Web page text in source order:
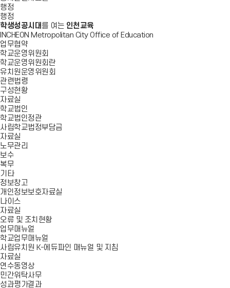
행정
행정
학생성공시대 를 여는 인천교육
INCHEON Metropolitan City Office of Education
업무협약
학교운영위원회
학교운영위원회란
유치원운영위원회
관련법령
구성현황
자료실
학교법인
학교법인정관
사립학교법정부담금
자료실
노무관리
보수
복무
기타
정보창고
개인정보보호자료실
나이스
자료실
오류 및 조치현황
업무매뉴얼
학교업무매뉴얼
사립유치원 K-에듀파인 매뉴얼 및 지침
자료실
연수동영상
민간위탁사무
성과평가결과